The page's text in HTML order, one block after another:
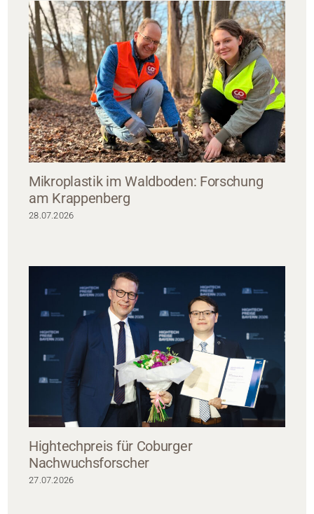
Mikroplastik im Waldboden: Forschung
am Krappenberg
28.07.2026
Hightechpreis für Coburger
Nachwuchsforscher
27.07.2026